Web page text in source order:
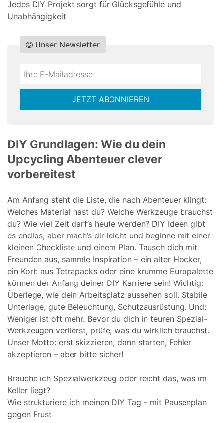
Jedes DIY Projekt sorgt für Glücksgefühle und
Unabhängigkeit
Do
Unser Newsletter
*Ihre
JETZT ABONNIEREN
DIY Grundlagen: Wie du dein
Upcycling Abenteuer clever
vorbereitest
Am Anfang steht die Liste, die nach Abenteuer klingt:
Welches Material hast du? Welche Werkzeuge brauchst
du? Wie viel Zeit darf’s heute werden? DIY Ideen gibt
es endlos, aber mach’s dir leicht und beginne mit einer
kleinen Checkliste und einem Plan. Tausch dich mit
Freunden aus, sammle Inspiration – ein alter Hocker,
ein Korb aus Tetrapacks oder eine krumme Europalette
können der Anfang deiner DIY Karriere sein! Wichtig:
Überlege, wie dein Arbeitsplatz aussehen soll. Stabile
Unterlage, gute Beleuchtung, Schutzausrüstung. Und:
Weniger ist oft mehr. Bevor du dich in teuren Spezial-
Werkzeugen verlierst, prüfe, was du wirklich brauchst.
Unser Motto: erst skizzieren, dann starten, Fehler
akzeptieren – aber bitte sicher!
Brauche ich Spezialwerkzeug oder reicht das, was im
Keller liegt?
Wie strukturiere ich meinen DIY Tag – mit Pausenplan
gegen Frust